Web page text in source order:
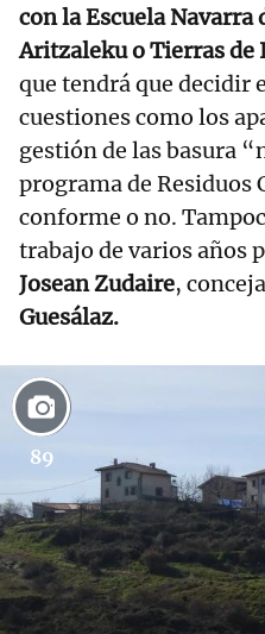
con la Escuela Navarra
Aritzaleku o Tierras de
que tendrá que decidir
cuestiones como los
gestión de las basura
programa de Residuos
conforme o no.
trabajo de varios años
Josean Zudaire,
Guesálaz.
89